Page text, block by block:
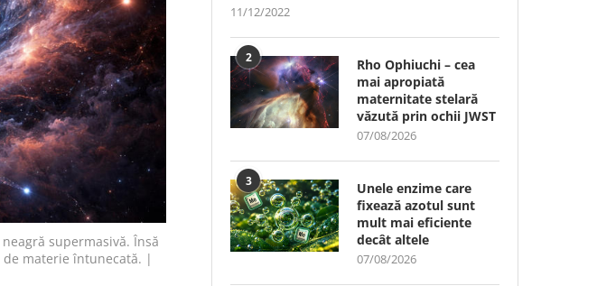
supermasivă. Însă
materie întunecată. |
11/12/2022
2
Rho Ophiuchi – cea
mai apropiată
maternitate stelară
văzută prin ochii JWST
07/08/2026
3
Unele enzime care
fixează azotul sunt
mult mai eficiente
decât altele
07/08/2026